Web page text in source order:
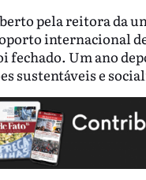
pela reitora da
internacional
fechado. Um ano
sustentáveis e